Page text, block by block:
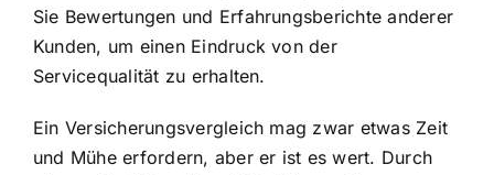
Sie Bewertungen und Erfahrungsberichte anderer
Kunden, um einen Eindruck von der
Servicequalität zu erhalten.
Ein Versicherungsvergleich mag zwar etwas Zeit
und Mühe erfordern, aber er ist es wert. Durch